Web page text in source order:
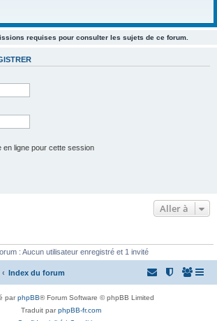
requises pour consulter les sujets de ce forum.
en ligne pour cette session
Aller à
: Aucun utilisateur enregistré et 1 invité
Index du forum
parphpBB® Forum Software © phpBB Limited
Traduit parphpBB-fr.com